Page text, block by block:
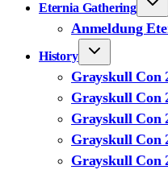
Eternia Gathering
Anmeldung
History
Grayskull Con
Grayskull Con
Grayskull Con
Grayskull Con
Grayskull Con